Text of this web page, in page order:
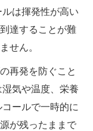
は揮発性が高い
達することが難
せん。
再発を防ぐこと
気や温度、栄養
ールで一時的に
が残ったままで